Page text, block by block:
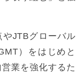
JTBグローバル
）をはじめと
業を強化するた